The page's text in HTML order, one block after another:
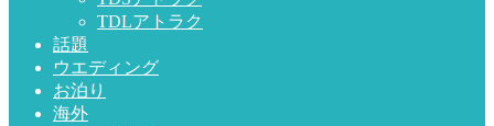
TDLアトラク
話題
ウエディング
お泊り
海外